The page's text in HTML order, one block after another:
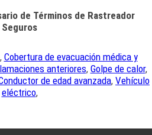
de Términos de Rastreador
Seguros
, Cobertura de evacuación médica y
anteriores, Golpe de calor,
de edad avanzada, Vehículo
eléctrico,